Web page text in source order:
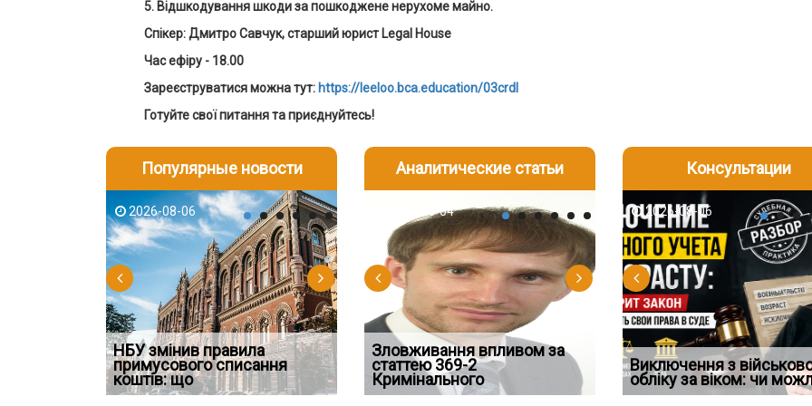
5. Відшкодування шкоди за пошкоджене нерухоме майно.
Спікер: Дмитро Савчук, старший юрист Legal House
Час ефіру - 18.00
Зареєструватися можна тут: https://leeloo.bca.education/03crdl
Готуйте свої питання та приєднуйтесь!
Популярные новости
2026-08-06
НБУ змінив правила
примусового списання
коштів: що
Якщо суд встановив для
відшкодування шкоди
наявніс
2026-08-06
Документи, на яких не
проставляється апостиль:
пер
Аналитические статьи
2026-08-03
Водії можуть отримати
компенсацію за незаконні
дії
2026-08-04
Зловживання впливом за
статтею 369-2
Кримінального
2026-08-04
Переоформлення
відстрочки за іншою
підставою: нов
Консультации
2026-08-05
Особливості захисту у
кримінальному
провадженні: я
2026-08-06
Виключення з
обліку за віком: чи
2026-07-30
Восьмий ААС
підтвердив, що
скас